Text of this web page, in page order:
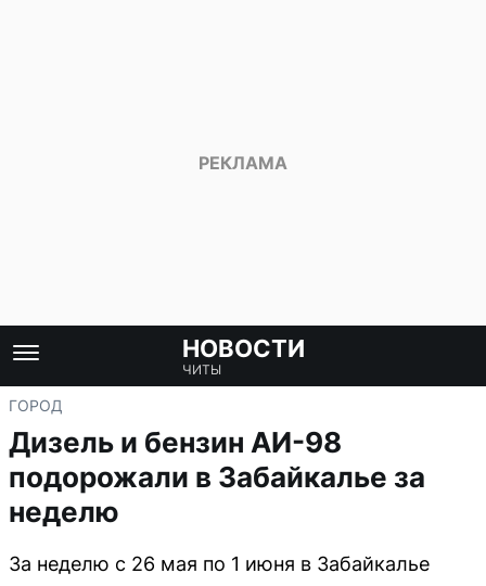
НОВОСТИ
ЧИТЫ
ГОРОД
Дизель и бензин АИ-98
подорожали в Забайкалье за
неделю
За неделю с 26 мая по 1 июня в Забайкалье